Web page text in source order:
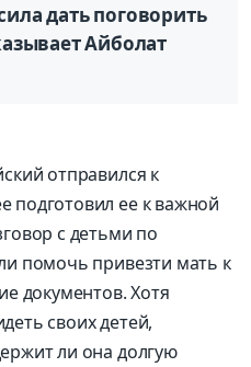
дать поговорить
Айболат
отправился к
ее к важной
с детьми по
помочь привезти мать к
документов. Хотя
своих детей,
ли она долгую